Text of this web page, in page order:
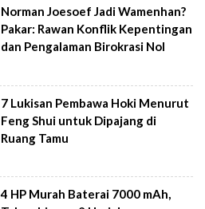
Norman Joesoef Jadi Wamenhan?
Pakar: Rawan Konflik Kepentingan
dan Pengalaman Birokrasi Nol
7 Lukisan Pembawa Hoki Menurut
Feng Shui untuk Dipajang di
Ruang Tamu
4 HP Murah Baterai 7000 mAh,